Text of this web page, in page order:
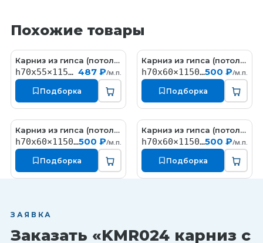
Похожие товары
KT058Карниз из гипса (потолочный плинтус) (h70x55мм)
h70x55×1150мм 487 ₽/м.п.
Подборка
КT323Карниз из гипса (потолочный плинтус) (h70x60мм)
h70x60×1150мм500 ₽/м.п.
Подборка
КT327Карниз из гипса (потолочный плинтус) (h70x60мм)
h70x60×1150мм500 ₽/м.п.
Подборка
КT324Карниз из гипса (потолочный плинтус) (h70x60мм)
h70x60×1150мм500 ₽/м.п.
Подборка
ЗАЯВКА
Заказать «KMR024 карниз с